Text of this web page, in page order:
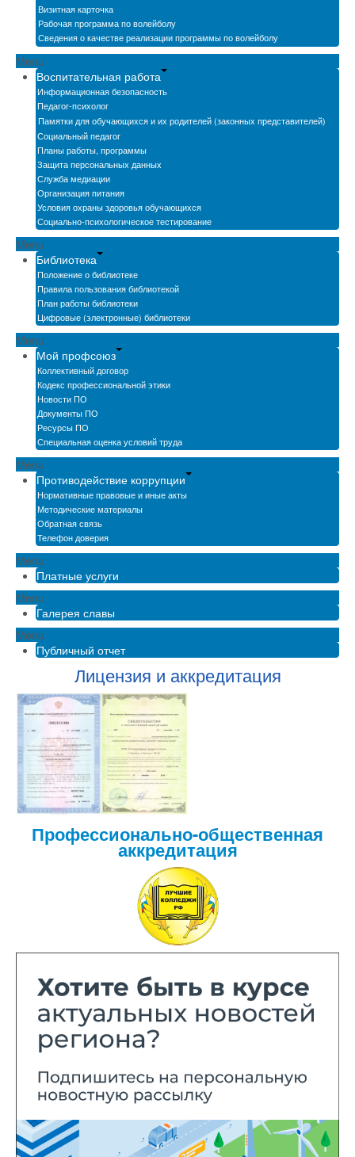
Визитная карточка
Рабочая программа по волейболу
Сведения о качестве реализации программы по волейболу
Menu
Воспитательная работа
Информационная безопасность
Педагог-психолог
Памятки для обучающихся и их родителей (законных представителей)
Социальный педагог
Планы работы, программы
Защита персональных данных
Служба медиации
Организация питания
Условия охраны здоровья обучающихся
Социально-психологическое тестирование
Menu
Библиотека
Положение о библиотеке
Правила пользования библиотекой
План работы библиотеки
Цифровые (электронные) библиотеки
Menu
Мой профсоюз
Коллективный договор
Кодекс профессиональной этики
Новости ПО
Документы ПО
Ресурсы ПО
Специальная оценка условий труда
Menu
Противодействие коррупции
Нормативные правовые и иные акты
Методические материалы
Обратная связь
Телефон доверия
Menu
Платные услуги
Menu
Галерея славы
Menu
Публичный отчет
Лицензия и аккредитация
Профессионально-общественная
аккредитация